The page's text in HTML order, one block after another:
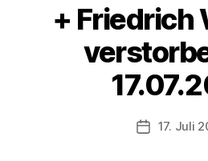
+ Friedrich
17. Juli